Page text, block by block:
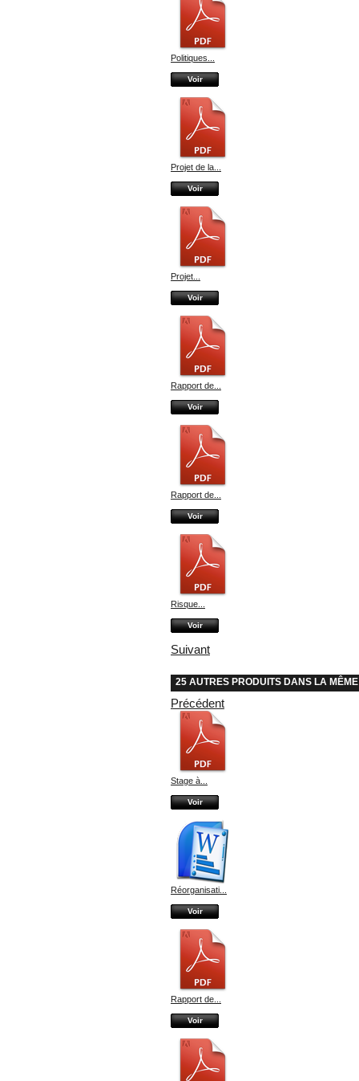
Politiques...
Voir
Projet de la...
Voir
Projet...
Voir
Rapport de...
Voir
Rapport de...
Voir
Risque...
Voir
Suivant
25 AUTRES PRODUITS DANS LA
Précédent
Stage à...
Voir
Réorganisati...
Voir
Rapport de...
Voir